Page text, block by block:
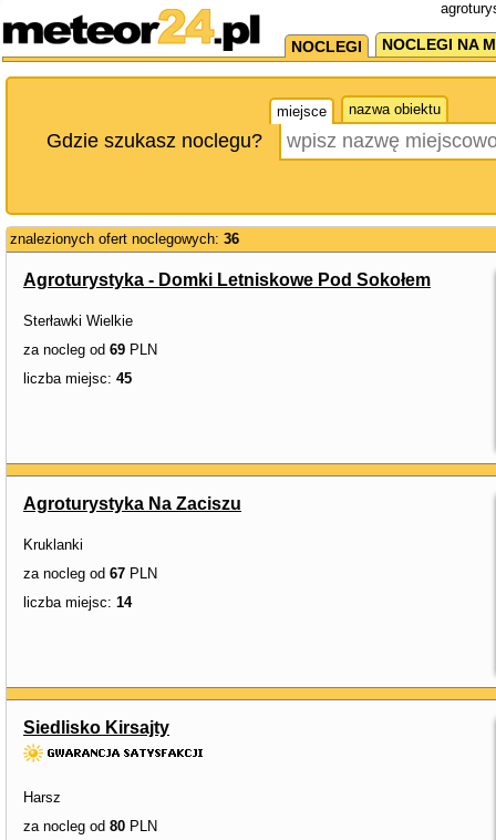
NOCLEGI NOCLEGI NA
miejsce nazwa obiektu
Gdzie szukasz noclegu?
znalezionych ofert noclegowych: 36
Agroturystyka - Domki Letniskowe Pod Sokołem
Sterławki Wielkie
za nocleg od 69 PLN
liczba miejsc: 45
Agroturystyka Na Zaciszu
Kruklanki
za nocleg od 67 PLN
liczba miejsc: 14
Siedlisko Kirsajty
Harsz
za nocleg od 80 PLN